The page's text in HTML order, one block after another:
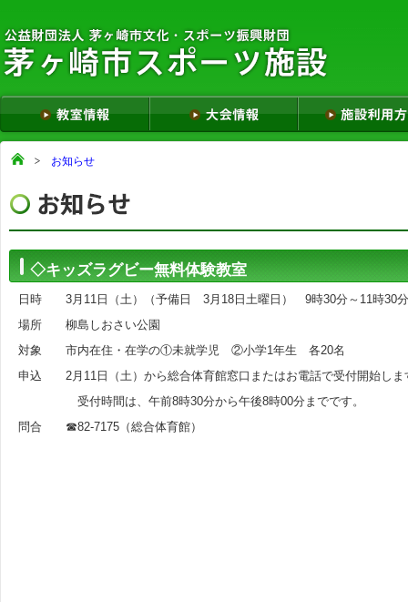
お知らせ
◇キッズラグビー無料体験教室
日時 3月11日（土）（予備日 3月18日土曜日） 9時30分～11時30分
場所 柳島しおさい公園
対象 市内在住・在学の①未就学児 ②小学1年生 各20名
申込 2月11日（土）から総合体育館窓口またはお電話で受付開始しま
受付時間は、午前8時30分から午後8時00分までです。
問合 ☎82-7175（総合体育館）